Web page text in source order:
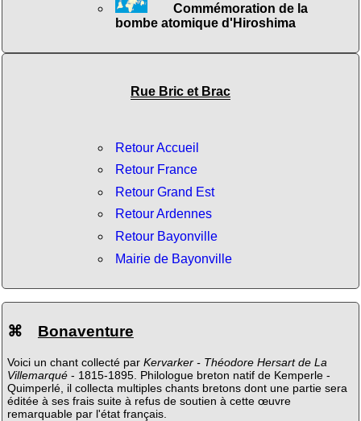
Commémoration de la
bombe atomique d'Hiroshima
Rue Bric et Brac
Retour Accueil
Retour France
Retour Grand Est
Retour Ardennes
Retour Bayonville
Mairie de Bayonville
⌘ Bonaventure
Voici un chant collecté par Kervarker - Théodore Hersart de La
Villemarqué- 1815-1895. Philologue breton natif de Kemperle -
Quimperlé, il collecta multiples chants bretons dont une partie sera
éditée à ses frais suite à refus de soutien à cette œuvre
remarquable par l'état français.